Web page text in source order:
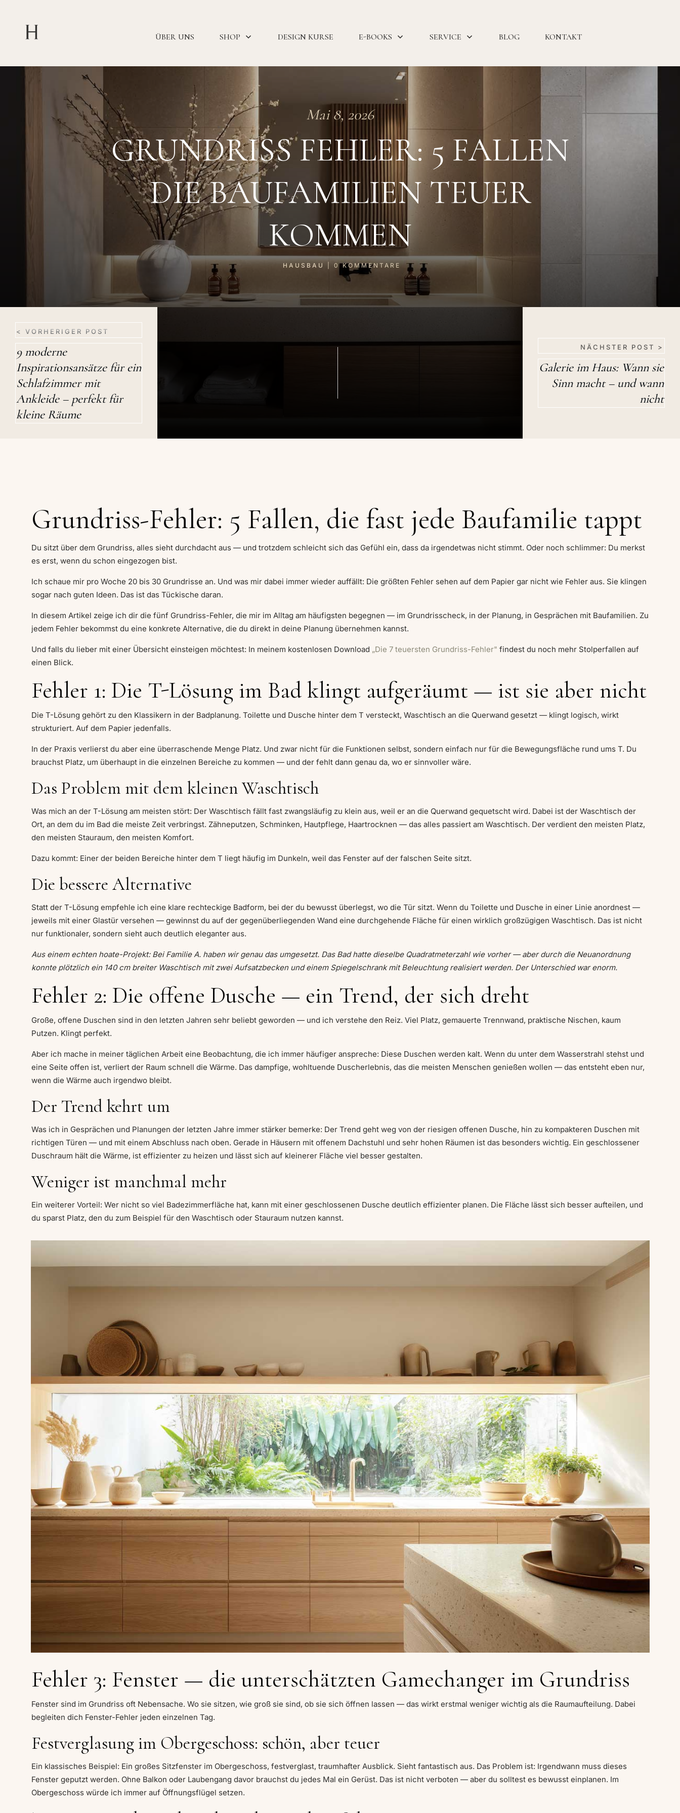
ÜBER UNS SHOP DESIGN KURSE E-BOOKS SERVICE BLOG KONTAKT
Mai 8, 2026
GRUNDRISS FEHLER: 5 FALLEN
DIE BAUFAMILIEN TEUER
KOMMEN
HAUSBAU 0KOMMENTARE
< VORHERIGER POST
9 moderne
Inspirationsansätze für ein
Schlafzimmer mit
Ankleide – perfekt für
kleine Räume
NÄCHSTER POST >
Galerie im Haus: Wann sie
Sinn macht – und wann
nicht
Grundriss-Fehler: 5 Fallen, die fast jede Baufamilie tappt
Du sitzt über dem Grundriss, alles sieht durchdacht aus — und trotzdem schleicht sich das Gefühl ein, dass da irgendetwas nicht stimmt. Oder noch schlimmer: Du merkst
es erst, wenn du schon eingezogen bist.
Ich schaue mir pro Woche 20 bis 30 Grundrisse an. Und was mir dabei immer wieder auffällt: Die größten Fehler sehen auf dem Papier gar nicht wie Fehler aus. Sie klingen
sogar nach guten Ideen. Das ist das Tückische daran.
In diesem Artikel zeige ich dir die fünf Grundriss-Fehler, die mir im Alltag am häufigsten begegnen — im Grundrisscheck, in der Planung, in Gesprächen mit Baufamilien. Zu
jedem Fehler bekommst du eine konkrete Alternative, die du direkt in deine Planung übernehmen kannst.
Und falls du lieber mit einer Übersicht einsteigen möchtest: In meinem kostenlosen Download „Die 7 teuersten Grundriss-Fehler" findest du noch mehr Stolperfallen auf
einen Blick.
Fehler 1: Die T-Lösung im Bad klingt aufgeräumt — ist sie aber nicht
Die T-Lösung gehört zu den Klassikern in der Badplanung. Toilette und Dusche hinter dem T versteckt, Waschtisch an die Querwand gesetzt — klingt logisch, wirkt
strukturiert. Auf dem Papier jedenfalls.
In der Praxis verlierst du aber eine überraschende Menge Platz. Und zwar nicht für die Funktionen selbst, sondern einfach nur für die Bewegungsfläche rund ums T. Du
brauchst Platz, um überhaupt in die einzelnen Bereiche zu kommen — und der fehlt dann genau da, wo er sinnvoller wäre.
Das Problem mit dem kleinen Waschtisch
Was mich an der T-Lösung am meisten stört: Der Waschtisch fällt fast zwangsläufig zu klein aus, weil er an die Querwand gequetscht wird. Dabei ist der Waschtisch der
Ort, an dem du im Bad die meiste Zeit verbringst. Zähneputzen, Schminken, Hautpflege, Haartrocknen — das alles passiert am Waschtisch. Der verdient den meisten Platz,
den meisten Stauraum, den meisten Komfort.
Dazu kommt: Einer der beiden Bereiche hinter dem T liegt häufig im Dunkeln, weil das Fenster auf der falschen Seite sitzt.
Die bessere Alternative
Statt der T-Lösung empfehle ich eine klare rechteckige Badform, bei der du bewusst überlegst, wo die Tür sitzt. Wenn du Toilette und Dusche in einer Linie anordnest —
jeweils mit einer Glastür versehen — gewinnst du auf der gegenüberliegenden Wand eine durchgehende Fläche für einen wirklich großzügigen Waschtisch. Das ist nicht
nur funktionaler, sondern sieht auch deutlich eleganter aus.
Aus einem echten hoate-Projekt: Bei Familie A. haben wir genau das umgesetzt. Das Bad hatte dieselbe Quadratmeterzahl wie vorher — aber durch die Neuanordnung
konnte plötzlich ein 140 cm breiter Waschtisch mit zwei Aufsatzbecken und einem Spiegelschrank mit Beleuchtung realisiert werden. Der Unterschied war enorm.
Fehler 2: Die offene Dusche — ein Trend, der sich dreht
Große, offene Duschen sind in den letzten Jahren sehr beliebt geworden — und ich verstehe den Reiz. Viel Platz, gemauerte Trennwand, praktische Nischen, kaum
Putzen. Klingt perfekt.
Aber ich mache in meiner täglichen Arbeit eine Beobachtung, die ich immer häufiger anspreche: Diese Duschen werden kalt. Wenn du unter dem Wasserstrahl stehst und
eine Seite offen ist, verliert der Raum schnell die Wärme. Das dampfige, wohltuende Duscherlebnis, das die meisten Menschen genießen wollen — das entsteht eben nur,
wenn die Wärme auch irgendwo bleibt.
Der Trend kehrt um
Was ich in Gesprächen und Planungen der letzten Jahre immer stärker bemerke: Der Trend geht weg von der riesigen offenen Dusche, hin zu kompakteren Duschen mit
richtigen Türen — und mit einem Abschluss nach oben. Gerade in Häusern mit offenem Dachstuhl und sehr hohen Räumen ist das besonders wichtig. Ein geschlossener
Duschraum hält die Wärme, ist effizienter zu heizen und lässt sich auf kleinerer Fläche viel besser gestalten.
Weniger ist manchmal mehr
Ein weiterer Vorteil: Wer nicht so viel Badezimmerfläche hat, kann mit einer geschlossenen Dusche deutlich effizienter planen. Die Fläche lässt sich besser aufteilen, und
du sparst Platz, den du zum Beispiel für den Waschtisch oder Stauraum nutzen kannst.
Fehler 3: Fenster — die unterschätzten Gamechanger im Grundriss
Fenster sind im Grundriss oft Nebensache. Wo sie sitzen, wie groß sie sind, ob sie sich öffnen lassen — das wirkt erstmal weniger wichtig als die Raumaufteilung. Dabei
begleiten dich Fenster-Fehler jeden einzelnen Tag.
Festverglasung im Obergeschoss: schön, aber teuer
Ein klassisches Beispiel: Ein großes Sitzfenster im Obergeschoss, festverglast, traumhafter Ausblick. Sieht fantastisch aus. Das Problem ist: Irgendwann muss dieses
Fenster geputzt werden. Ohne Balkon oder Laubengang davor brauchst du jedes Mal ein Gerüst. Das ist nicht verboten — aber du solltest es bewusst einplanen. Im
Obergeschoss würde ich immer auf Öffnungsflügel setzen.